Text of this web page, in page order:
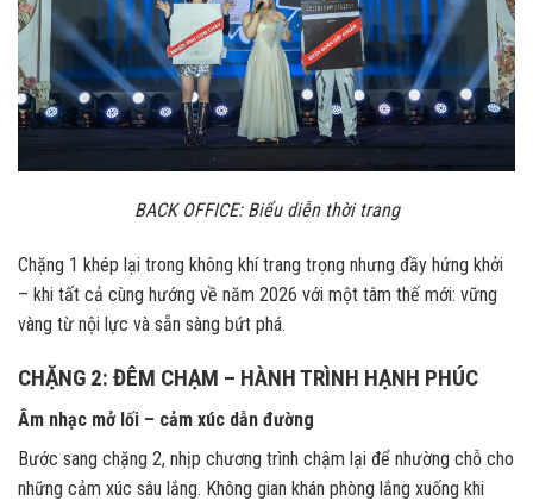
BACK OFFICE: Biểu diễn thời trang
Chặng 1 khép lại trong không khí trang trọng nhưng đầy hứng khởi
– khi tất cả cùng hướng về năm 2026 với một tâm thế mới: vững
vàng từ nội lực và sẵn sàng bứt phá.
CHẶNG 2: ĐÊM CHẠM – HÀNH TRÌNH HẠNH PHÚC
Âm nhạc mở lối – cảm xúc dẫn đường
Bước sang chặng 2, nhịp chương trình chậm lại để nhường chỗ cho
những cảm xúc sâu lắng. Không gian khán phòng lắng xuống khi